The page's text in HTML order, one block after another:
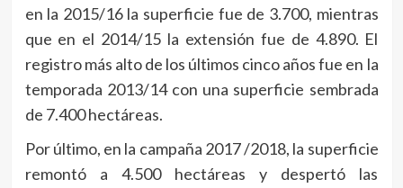
en la 2015/16 la superficie fue de 3.700, mientras
que en el 2014/15 la extensión fue de 4.890. El
registro más alto de los últimos cinco años fue en la
temporada 2013/14 con una superficie sembrada
de 7.400 hectáreas.
Por último, en la campaña 2017 /2018, la superficie
remontó a 4.500 hectáreas y despertó las